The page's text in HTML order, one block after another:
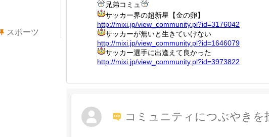
兄弟コミュ
サッカー界の超新星【金の卵】
http://mixi.jp/view_community.pl?id=3176042
サッカーが無いと生きていけない
http://mixi.jp/view_community.pl?id=1646079
サッカー選手に出逢えて良かった
http://mixi.jp/view_community.pl?id=3973822
コミュニティにつぶやきを
スポーツ